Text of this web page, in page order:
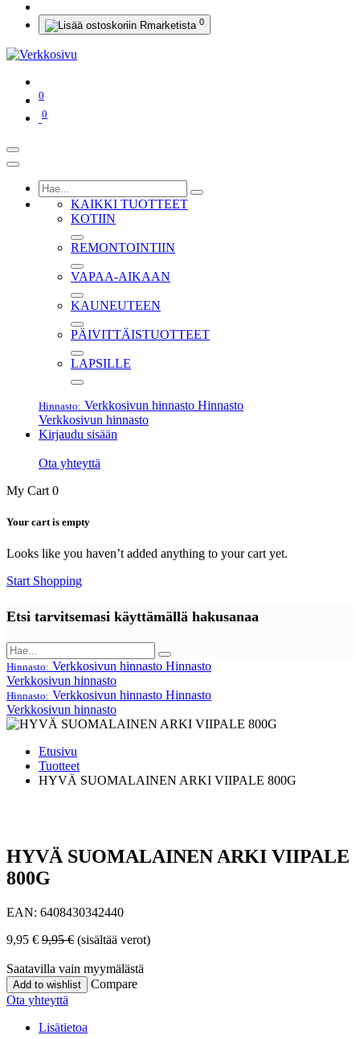
0
0
0
KAIKKI TUOTTEET
KOTIIN
REMONTOINTIIN
VAPAA-AIKAAN
KAUNEUTEEN
PÄIVITTÄISTUOTTEET
LAPSILLE
Hinnasto: Verkkosivun hinnasto Hinnasto
Verkkosivun hinnasto
Kirjaudu sisään
Ota yhteyttä
My Cart 0
Your cart is empty
Looks like you haven’t added anything to your cart yet.
Start Shopping
Etsi tarvitsemasi käyttämällä hakusanaa
Hinnasto: Verkkosivun hinnasto Hinnasto
Verkkosivun hinnasto
Hinnasto: Verkkosivun hinnasto Hinnasto
Verkkosivun hinnasto
Etusivu
Tuotteet
HYVÄ SUOMALAINEN ARKI VIIPALE 800G
HYVÄ SUOMALAINEN ARKI VIIPALE
800G
EAN: 6408430342440
9,95 € 9,95€ (sisältää verot)
Saatavilla vain myymälästä
Add to wishlist
Compare
Ota yhteyttä
Lisätietoa